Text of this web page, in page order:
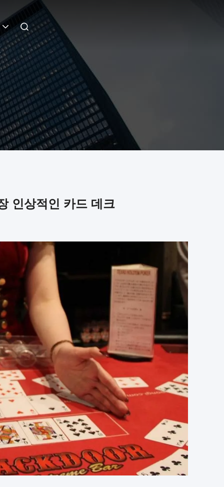
인상적인 카드 데크